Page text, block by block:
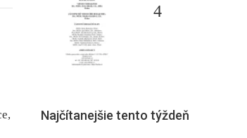
4
Najčítanejšie tento týždeň